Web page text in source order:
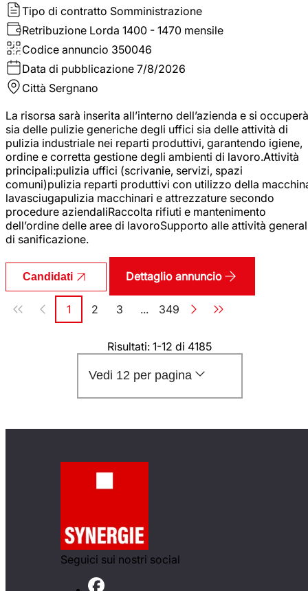
Tipo di contratto Somministrazione
Retribuzione Lorda 1400 - 1470 mensile
Codice annuncio 350046
Data di pubblicazione 7/8/2026
Città Sergnano
La risorsa sarà inserita all’interno dell’azienda e si occuperà
sia delle pulizie generiche degli uffici sia delle attività di
pulizia industriale nei reparti produttivi, garantendo igiene,
ordine e corretta gestione degli ambienti di lavoro.Attività
principali:pulizia uffici (scrivanie, servizi, spazi
comuni)pulizia reparti produttivi con utilizzo della
lavasciugapulizia macchinari e attrezzature secondo
procedure aziendaliRaccolta rifiuti e mantenimento
dell’ordine delle aree di lavoroSupporto alle attività
di sanificazione.
Candidati Dettaglio annuncio
Paginazione
Pagina
1 Pagina
2 Pagina
3 ... Pagina
349
Risultati: 1-12 di 4185
Vedi 12 per pagina
Seguici sui nostri social